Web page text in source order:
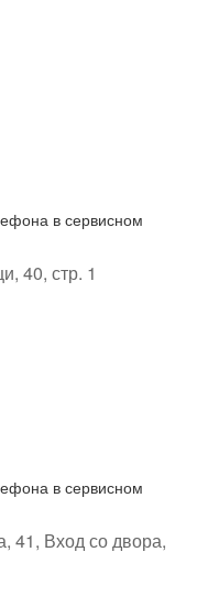
в сервисном
40, стр. 1
в сервисном
41, Вход со двора,